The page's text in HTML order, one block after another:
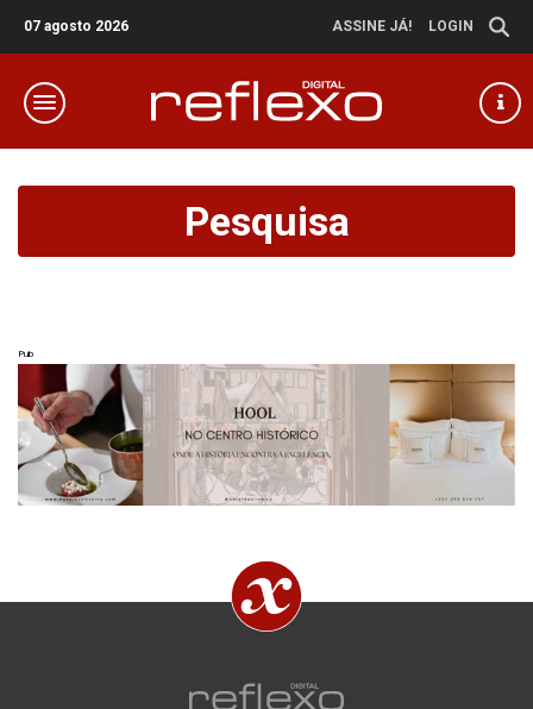
07 agosto 2026 ASSINE JÁ! LOGIN
Pesquisa
Pub